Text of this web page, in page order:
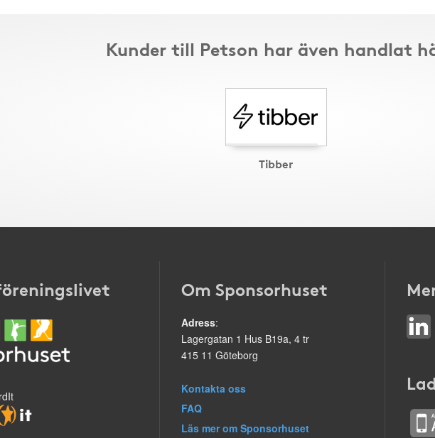
Kunder till Petson har även handlat
Tibber
Om Sponsorhuset
Adress:
Lagergatan 1 Hus B19a, 4 tr
415 11 Göteborg
Kontakta oss
FAQ
Läs mer om Sponsorhuset